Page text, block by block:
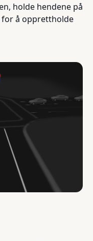
holde hendene på
å opprettholde